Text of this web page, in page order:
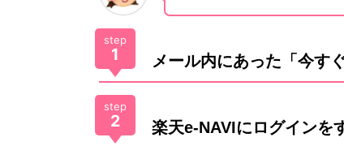
step
1 メール内にあった「今す
step
2 楽天e-NAVIにログインを